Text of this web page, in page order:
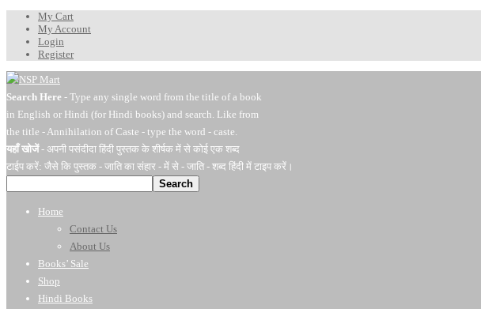
My Cart
My Account
Login
Register
Search Here - Type any single word from the title of a book
in English or Hindi (for Hindi books) and search. Like from
the title - Annihilation of Caste - type the word - caste.
यहाँ खोजें- अपनी पसंदीदा हिंदी पुस्तक के शीर्षक में से कोई एक शब्द
टाईप करें: जैसे कि पुस्तक - जाति का संहार - में से - जाति - शब्द हिंदी में टाइप करें।
Search
Home
Contact Us
About Us
Books’ Sale
Shop
Hindi Books